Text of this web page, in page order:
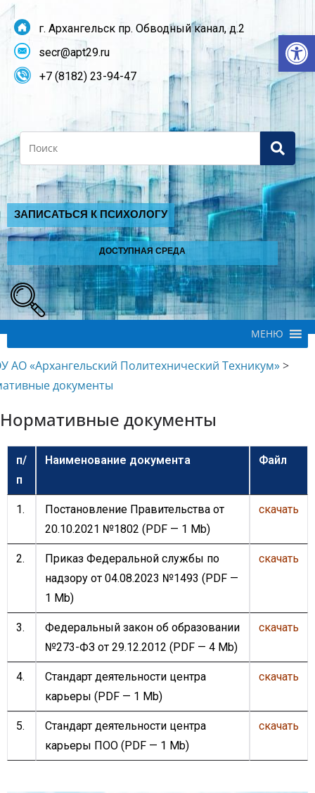
г. Архангельск пр. Обводный канал, д.2
secr@apt29.ru
+7 (8182) 23-94-47
Search
ЗАПИСАТЬСЯ К ПСИХОЛОГУ
ДОСТУПНАЯ СРЕДА
МЕНЮ
АО «Архангельский Политехнический Техникум»>
документы
Нормативные документы
п/
п
Наименование документа Файл
1.
Постановление Правительства от
20.10.2021 №1802 (PDF — 1 Mb)
скачать
2.
Приказ Федеральной службы по
надзору от 04.08.2023 №1493 (PDF —
1 Mb)
скачать
3.
Федеральный закон об образовании
№273-ФЗ от 29.12.2012 (PDF — 4 Mb)
скачать
4.
Стандарт деятельности центра
карьеры (PDF — 1 Mb)
скачать
5.
Стандарт деятельности центра
карьеры ПОО (PDF — 1 Mb)
скачать